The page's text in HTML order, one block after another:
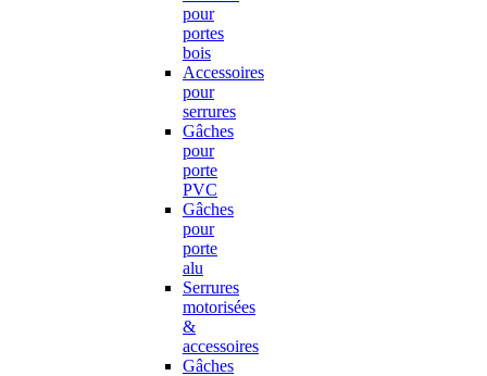
pour
portes
bois
Accessoires
pour
serrures
Gâches
pour
porte
PVC
Gâches
pour
porte
alu
Serrures
motorisées
&
accessoires
Gâches